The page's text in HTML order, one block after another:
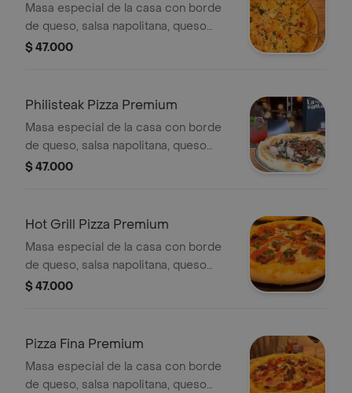
Masa especial de la casa con borde
de queso, salsa napolitana, queso
mozzarella, camarón salteados en
$ 47.000
Philisteak Pizza Premium
Masa especial de la casa con borde
de queso, salsa napolitana, queso
mozzarella, lomo de cerdo en salsa de
espinaca orgánica , reducción
cebolla crispy. Tamaño unico, 4
porciones
$ 47.000
Hot Grill Pizza Premium
Masa especial de la casa con borde
de queso, salsa napolitana, queso
mozzarella, carne de res, pepperoni,
porciones
$ 47.000
Pizza Fina Premium
Masa especial de la casa con borde
de queso, salsa napolitana, queso